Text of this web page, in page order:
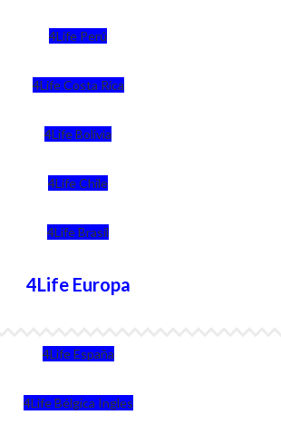
4Life Perú
4Life Costa Rica
4Life Bolivia
4Life Chile
4Life Brasil
4Life Europa
4Life España
4Life Bélgica Ingles